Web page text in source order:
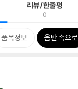
리뷰/한줄평
0
품목정보 음반 속으로